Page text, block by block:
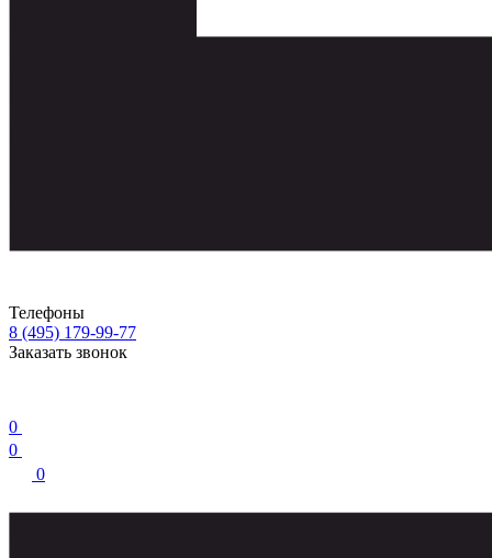
Телефоны
8 (495) 179-99-77
Заказать звонок
0
0
0